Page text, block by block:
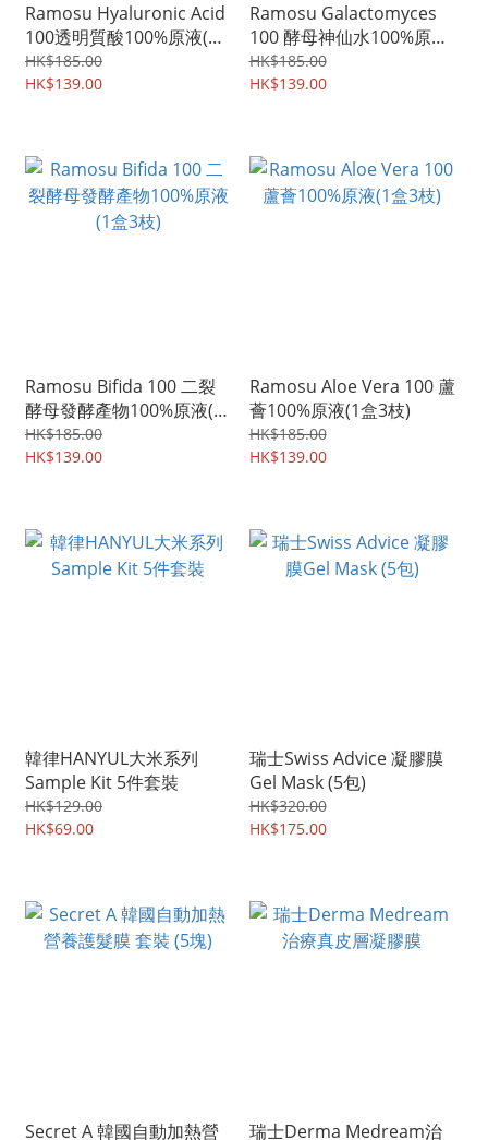
Ramosu Hyaluronic Acid
100透明質酸100%原液(1
盒3枝)
HK$185.00
HK$139.00
Ramosu Galactomyces
100 酵母神仙水100%原液
(1盒3枝)
HK$185.00
HK$139.00
Ramosu Bifida 100 二裂
酵母發酵產物100%原液(1
盒3枝)
HK$185.00
HK$139.00
Ramosu Aloe Vera 100 蘆
薈100%原液(1盒3枝)
HK$185.00
HK$139.00
韓律HANYUL大米系列
Sample Kit 5件套裝
HK$129.00
HK$69.00
瑞士Swiss Advice 凝膠膜
Gel Mask (5包)
HK$320.00
HK$175.00
Secret A 韓國自動加熱營
瑞士Derma Medream治